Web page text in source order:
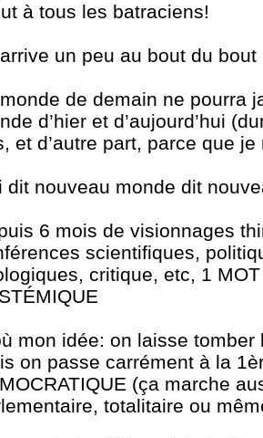
à tous les batraciens!
un peu au bout du bout
de demain ne pourra
d’hier et d’aujourd’hui
et d’autre part, parce que je
dit nouveau monde dit
6 mois de visionnages
scientifiques,
critique, etc, 1
mon idée: on laisse tomber
on passe carrément à la
(ça marche
totalitaire ou